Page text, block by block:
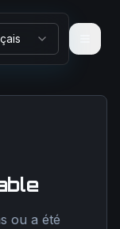
ou a été